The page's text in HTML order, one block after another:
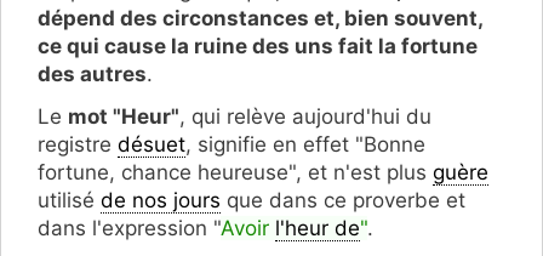
dépend des circonstances et, bien souvent,
ce qui cause la ruine des uns fait la fortune
des autres.
Le mot "Heur", qui relève aujourd'hui du
registre désuet, signifie en effet "Bonne
fortune, chance heureuse", et n'est plus guère
utilisé de nos jours que dans ce proverbe et
dans l'expression "Avoir l'heur de".